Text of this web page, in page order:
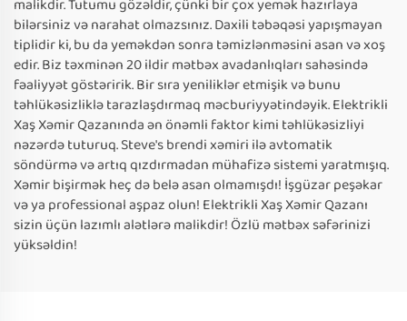
malikdir. Tutumu gözəldir, çünki bir çox yemək hazırlaya
bilərsiniz və narahat olmazsınız. Daxili təbəqəsi yapışmayan
tiplidir ki, bu da yeməkdən sonra təmizlənməsini asan və xoş
edir. Biz təxminən 20 ildir mətbəx avadanlıqları sahəsində
fəaliyyət göstəririk. Bir sıra yeniliklər etmişik və bunu
təhlükəsizliklə tarazlaşdırmaq məcburiyyətindəyik. Elektrikli
Xaş Xəmir Qazanında ən önəmli faktor kimi təhlükəsizliyi
nəzərdə tuturuq. Steve's brendi xəmiri ilə avtomatik
söndürmə və artıq qızdırmadan mühafizə sistemi yaratmışıq.
Xəmir bişirmək heç də belə asan olmamışdı! İşgüzar peşəkar
və ya professional aşpaz olun! Elektrikli Xaş Xəmir Qazanı
sizin üçün lazımlı alətlərə malikdir! Özlü mətbəx səfərinizi
yüksəldin!